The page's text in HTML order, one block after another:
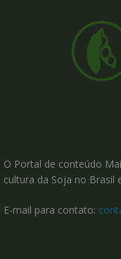
O Portal de conteúdo
cultura da Soja no Brasil
E-mail para contato: